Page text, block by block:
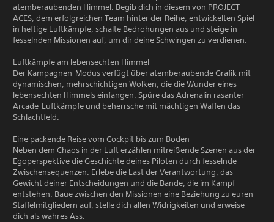
atemberaubenden Himmel. Begib dich in diesem von PROJECT
ACES, dem erfolgreichen Team hinter der Reihe, entwickelten Spiel
in heftige Luftkämpfe, schalte Bedrohungen aus und steige in
fesselnden Missionen auf, um dir deine Schwingen zu verdienen.
Luftkämpfe am lebensechten Himmel
Der Kampagnen-Modus verfügt über atemberaubende Grafik mit
dynamischen, mehrschichtigen Wolken, die die Wunder eines
lebensechten Himmels einfangen. Spüre das Adrenalin rasanter
Arcade-Luftkämpfe und beherrsche mit mächtigen Waffen das
Schlachtfeld.
Eine packende Reise vom Cockpit bis zum Boden
Neben dem Chaos in der Luft erzählen mitreißende Szenen aus der
Egoperspektive die Geschichte deines Piloten durch fesselnde
Zwischensequenzen. Erlebe die Last der Verantwortung, das
Gewicht deiner Entscheidungen und die Bande, die im Kampf
entstehen. Baue zwischen den Missionen eine Beziehung zu euren
Staffelmitgliedern auf, stelle dich allen Widrigkeiten und erweise
dich als wahres Ass.